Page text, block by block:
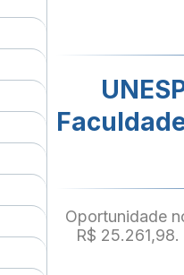
Oportunidade
R$